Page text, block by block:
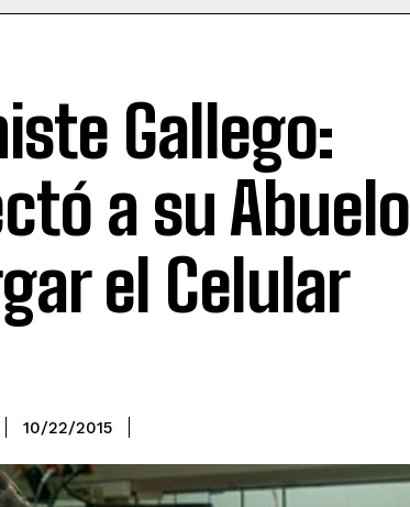
Gallego:
a su Abuelo
el Celular
10/22/2015